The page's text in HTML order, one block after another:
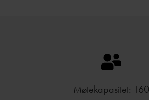
Møtekapasitet: 160